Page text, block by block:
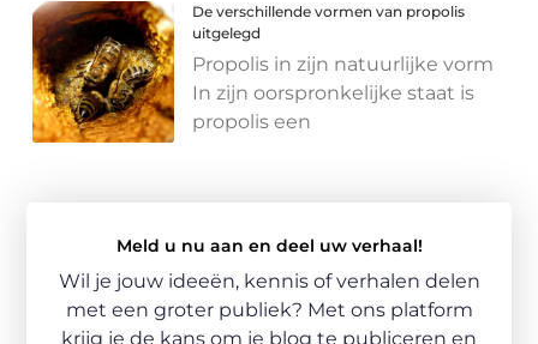
De verschillende vormen van propolis
uitgelegd
Propolis in zijn natuurlijke vorm
In zijn oorspronkelijke staat is
propolis een
Meld u nu aan en deel uw verhaal!
Wil je jouw ideeën, kennis of verhalen delen
met een groter publiek? Met ons platform
krijg je de kans om je blog te publiceren en